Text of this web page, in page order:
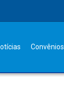
Convênios